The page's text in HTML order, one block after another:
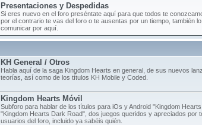
Presentaciones y Despedidas
Si eres nuevo en el foro preséntate aquí para que todos te
por el contrario te vas del foro o te ausentas por un tiempo, también
comunicar por aquí.
KH General / Otros
Habla aquí de la saga Kingdom Hearts en general, de sus nuevos
teorías, así como de los títulos KH Mobile y Coded.
Kingdom Hearts Móvil
Subforo para hablar de los títulos para iOs y Android "Kingdom
"Kingdom Hearts Dark Road", dos juegos queridos y apreciados por
usuarios del foro, incluido ya sabéis quién.